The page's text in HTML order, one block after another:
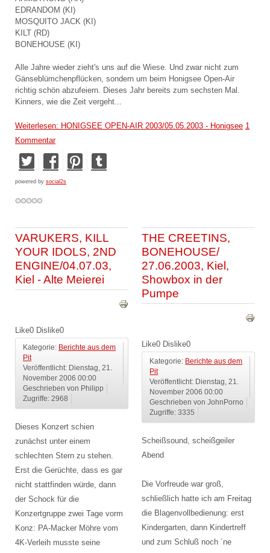
EDRANDOM (KI)
MOSQUITO JACK (KI)
KILT (RD)
BONEHOUSE (KI)
Alle Jahre wieder zieht's uns auf die Wiese. Und zwar nicht zum
Gänseblümchenpflücken, sondern um beim Honigsee Open-Air
richtig schön abzufeiern. Dieses Jahr bereits zum sechsten Mal.
Kinners, wie die Zeit vergeht...
Weiterlesen: HONIGSEE OPEN-AIR 2003/05.05.2003 - Honigsee 1
Kommentar
powered by social2s
VARUKERS, KILL
YOUR IDOLS, 2ND
ENGINE/04.07.03,
Kiel - Alte Meierei
Like0 Dislike0
Kategorie: Berichte aus dem
Pit
Veröffentlicht: Dienstag, 21.
November 2006 00:00
Geschrieben von Philipp
Zugriffe: 2968
Dieses Konzert schien
zunächst unter einem
schlechten Stern zu stehen.
Erst die Gerüchte, dass es gar
nicht stattfinden würde, dann
der Schock für die
Konzertgruppe zwei Tage vorm
Konz: PA-Macker Möhre vom
4K-Verleih musste seine
THE CREETINS,
BONEHOUSE/
27.06.2003, Kiel,
Showbox in der
Pumpe
Like0 Dislike0
Kategorie: Berichte aus dem
Pit
Veröffentlicht: Dienstag, 21.
November 2006 00:00
Geschrieben von JohnPorno
Zugriffe: 3335
Scheißsound, scheißgeiler
Abend
Die Vorfreude war groß,
schließlich hatte ich am Freitag
die Blagenvollbedienung: erst
Kindergarten, dann Kindertreff
und zum Schluß noch ´ne